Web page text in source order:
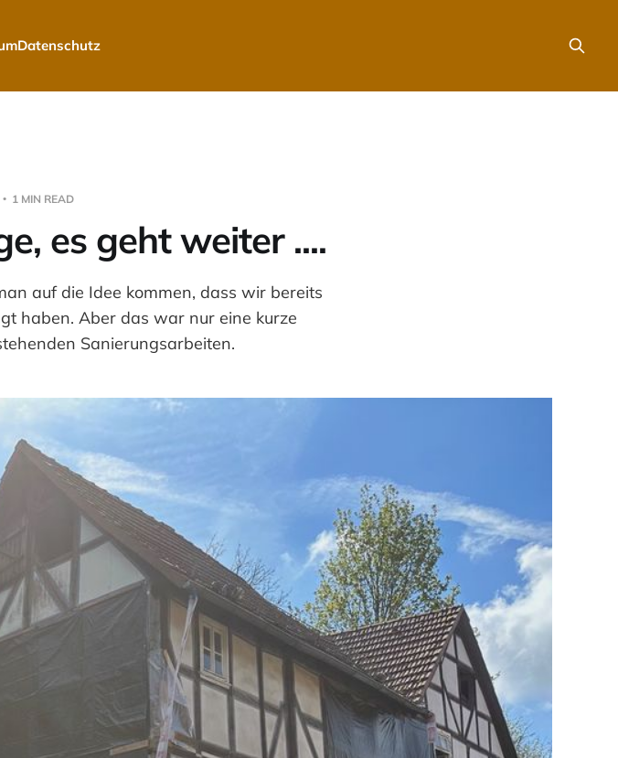
Datenschutz
1 MIN READ
es geht weiter ....
auf die Idee kommen, dass wir bereits
haben. Aber das war nur eine kurze
Sanierungsarbeiten.